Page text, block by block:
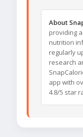
About
providing
nutrition
regularly
research
app with
4.8/5 star